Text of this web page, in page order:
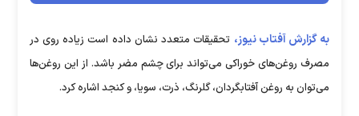
به گزارش آفتاب نیوز، تحقیقات متعدد نشان داده است زیاده روی در
مصرف روغن‌های خوراکی می‌تواند برای چشم مضر باشد. از این روغن‌ها
می‌توان به روغن آفتابگردان، گلرنگ، ذرت، سویا، و کنجد اشاره کرد.